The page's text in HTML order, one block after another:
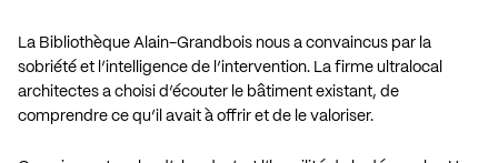
La Bibliothèque Alain-Grandbois nous a convaincus par la
sobriété et l’intelligence de l’intervention. La firme ultralocal
architectes a choisi d’écouter le bâtiment existant, de
comprendre ce qu’il avait à offrir et de le valoriser.